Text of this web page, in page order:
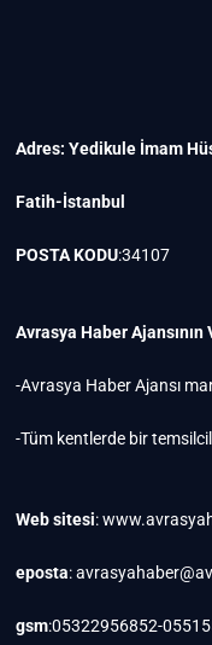
Adres: Yedikule İmam
Fatih-İstanbul
POSTA KODU:34107
Avrasya Haber Ajansının
-Avrasya Haber Ajansı
-Tüm kentlerde bir
Web sitesi:
eposta:
gsm:05322956852-